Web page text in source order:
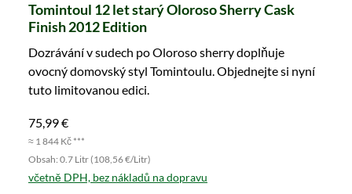
Tomintoul 12 let starý Oloroso Sherry Cask
Finish 2012 Edition
Dozrávání v sudech po Oloroso sherry doplňuje
ovocný domovský styl Tomintoulu. Objednejte si nyní
tuto limitovanou edici.
75,99 €
≈ 1 844 Kč ***
Obsah: 0.7 Litr (108,56 €/Litr)
včetně DPH, bez nákladů na dopravu